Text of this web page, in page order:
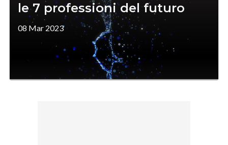
le 7 professioni del futuro
08 Mar 2023